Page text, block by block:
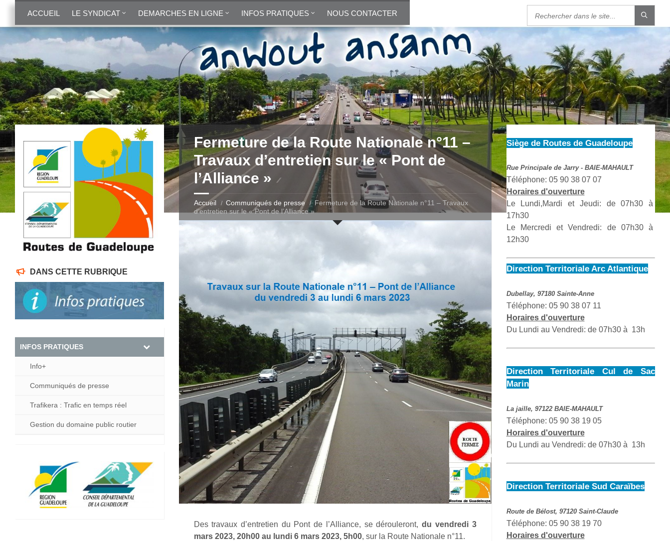
ACCUEIL LE SYNDICAT DEMARCHES EN LIGNE INFOS PRATIQUES NOUS CONTACTER
Fermeture de la Route Nationale n°11 –
Travaux d’entretien sur le « Pont de
l’Alliance »
Accueil Communiqués de presse
Fermeture de la Route Nationale n°11 – Travaux
d’entretien sur le « Pont de l’Alliance »
Des travaux d’entretien du Pont de l’Alliance, se dérouleront,du vendredi 3
mars 2023, 20h00 au lundi 6 mars 2023, 5h00, sur la Route Nationale n°11.
DANS CETTE RUBRIQUE
INFOS PRATIQUES
Info+
Communiqués de presse
Trafikera : Trafic en temps réel
Gestion du domaine public routier
Siège de Routes de Guadeloupe
Rue Principale de Jarry - BAIE-MAHAULT
Téléphone: 05 90 38 07 07
Horaires d'ouverture
Le Lundi,Mardi et Jeudi: de 07h30 à
17h30
Le Mercredi et Vendredi: de 07h30 à
12h30
Direction Territoriale Arc Atlantique
Dubellay, 97180 Sainte-Anne
Téléphone: 05 90 38 07 11
Horaires d'ouverture
Du Lundi au Vendredi: de 07h30 à 13h
Direction Territoriale Cul de Sac
Marin
La jaille, 97122 BAIE-MAHAULT
Téléphone: 05 90 38 19 05
Horaires d'ouverture
Du Lundi au Vendredi: de 07h30 à 13h
Direction Territoriale Sud Caraïbes
Route de Bélost, 97120 Saint-Claude
Téléphone: 05 90 38 19 70
Horaires d'ouverture